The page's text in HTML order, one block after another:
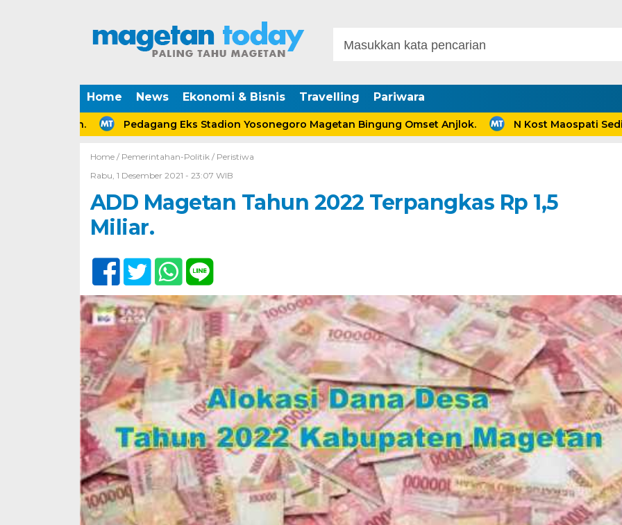
Home News Ekonomi & Bisnis Travelling Pariwara
Pedagang Eks Stadion Yosonegoro Magetan Bingung Omset Anjlok. N Kost Maospati
Home / Pemerintahan-Politik/ Peristiwa
Rabu, 1 Desember 2021 - 23:07 WIB
ADD Magetan Tahun 2022 Terpangkas Rp 1,5
Miliar.